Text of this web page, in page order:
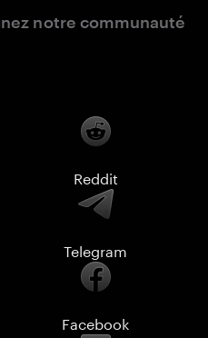
notre communauté
Reddit
Telegram
Facebook